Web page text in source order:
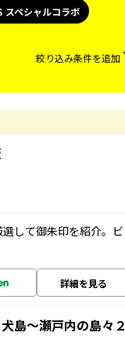
スペシャルコラボ
絞り込み条件を追加
して御朱印を紹介。ビ
詳細を見る
～瀬戸内の島々２